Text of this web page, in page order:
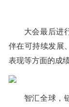
大会最后进
伴在可持续发展
表现等方面的成绩
智汇全球，